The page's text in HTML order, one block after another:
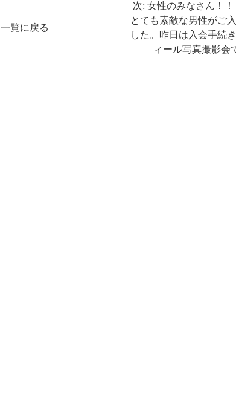
一覧に戻る
次: 女性のみなさん！
とても素敵な男性がご
した。昨日は入会手続
ィール写真撮影会